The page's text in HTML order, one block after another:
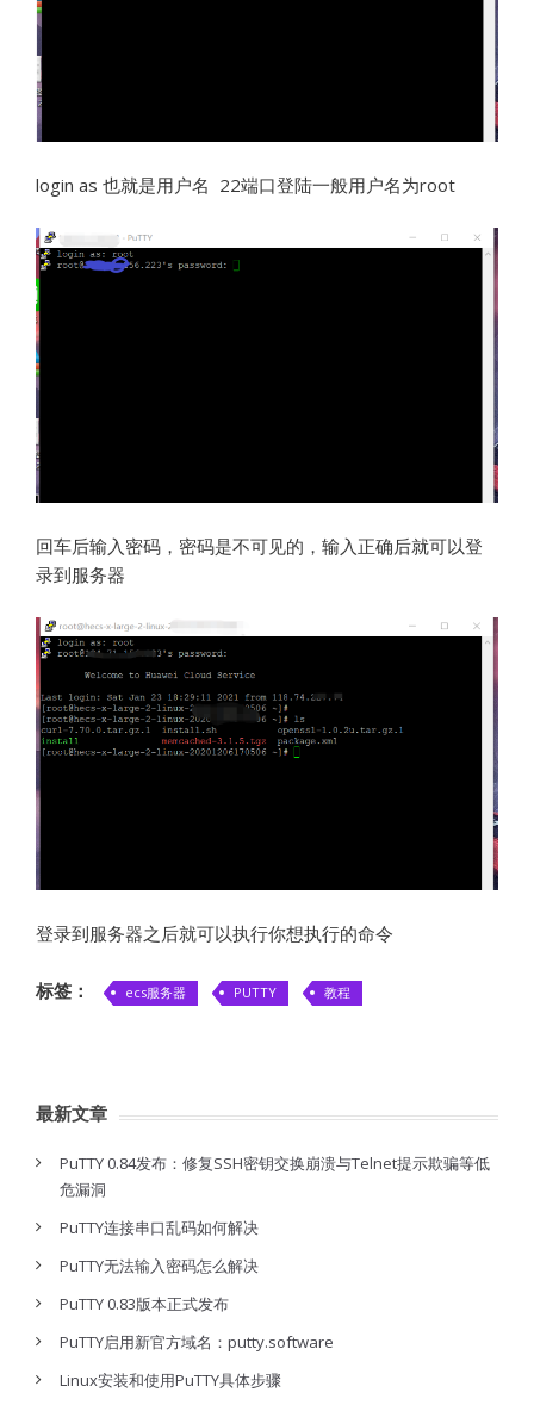
login as 也就是用户名 22端口登陆一般用户名为root
回车后输入密码，密码是不可见的，输入正确后就可以登
录到服务器
登录到服务器之后就可以执行你想执行的命令
标签： ecs服务器 PUTTY 教程
最新文章
PuTTY 0.84发布：修复SSH密钥交换崩溃与Telnet提示欺骗等低
危漏洞
PuTTY连接串口乱码如何解决
PuTTY无法输入密码怎么解决
PuTTY 0.83版本正式发布
PuTTY启用新官方域名：putty.software
Linux安装和使用PuTTY具体步骤